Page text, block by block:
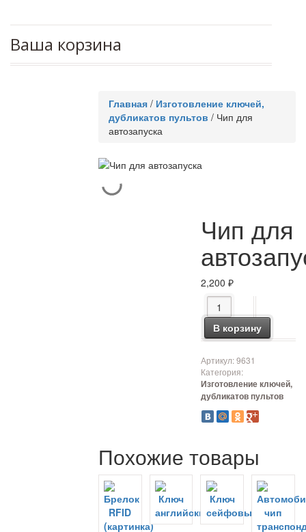
Ваша корзина
Главная / Изготовление ключей,
дубликатов пультов / Чип для
автозапуска
Чип для
2,200₽
Количество товара
В корзину
Артикул:9631
Категория:
Изготовление ключей,
дубликатов пультов
Похожие товары